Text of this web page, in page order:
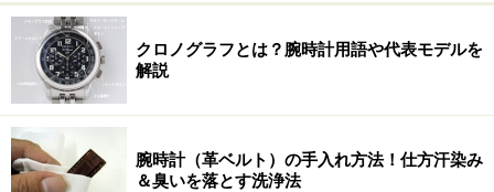
クロノグラフとは？腕時計用語や代表モデルを
解説
腕時計（革ベルト）の手入れ方法！仕方汗染み
＆臭いを落とす洗浄法